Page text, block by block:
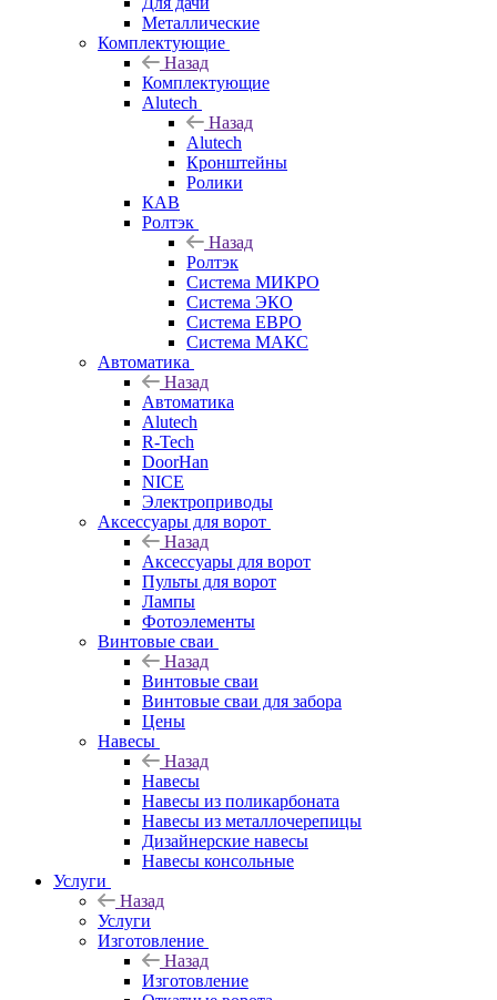
Металлические
Комплектующие
Назад
Комплектующие
Alutech
Назад
Alutech
Кронштейны
Ролики
КАВ
Ролтэк
Назад
Ролтэк
Система МИКРО
Система ЭКО
Система ЕВРО
Система МАКС
Автоматика
Назад
Автоматика
Alutech
R-Tech
DoorHan
NICE
Электроприводы
Аксессуары для ворот
Назад
Аксессуары для ворот
Пульты для ворот
Лампы
Фотоэлементы
Винтовые сваи
Назад
Винтовые сваи
Винтовые сваи для забора
Цены
Навесы
Назад
Навесы
Навесы из поликарбоната
Навесы из металлочерепицы
Дизайнерские навесы
Навесы консольные
Услуги
Назад
Услуги
Изготовление
Назад
Изготовление